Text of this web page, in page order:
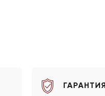
ГАРАНТИЯ